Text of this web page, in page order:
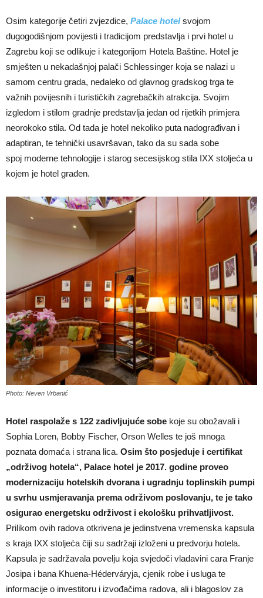
Osim kategorije četiri zvjezdice, Palace hotelsvojom
dugogodišnjom povijesti i tradicijom predstavlja i prvi hotel u
Zagrebu koji se odlikuje i kategorijom Hotela Baštine. Hotel je
smješten u nekadašnjoj palači Schlessinger koja se nalazi u
samom centru grada, nedaleko od glavnog gradskog trga te
važnih povijesnih i turističkih zagrebačkih atrakcija. Svojim
izgledom i stilom gradnje predstavlja jedan od rijetkih primjera
neorokoko stila. Od tada je hotel nekoliko puta nadograđivan i
adaptiran, te tehnički usavršavan, tako da su sada sobe
spoj moderne tehnologije i starog secesijskog stila IXX stoljeća u
kojem je hotel građen.
Photo: Neven Vrbanić
Hotel raspolaže s 122 zadivljujuće sobe koje su obožavali i
Sophia Loren, Bobby Fischer, Orson Welles te još mnoga
poznata domaća i strana lica. Osim što posjeduje i certifikat
„održivog hotela“, Palace hotel je 2017. godine proveo
modernizaciju hotelskih dvorana i ugradnju toplinskih pumpi
u svrhu usmjeravanja prema održivom poslovanju, te je tako
osigurao energetsku održivost i ekološku prihvatljivost.
Prilikom ovih radova otkrivena je jedinstvena vremenska kapsula
s kraja IXX stoljeća čiji su sadržaji izloženi u predvorju hotela.
Kapsula je sadržavala povelju koja svjedoči vladavini cara Franje
Josipa i bana Khuena-Héderváryja, cjenik robe i usluga te
informacije o investitoru i izvođačima radova, ali i blagoslov za